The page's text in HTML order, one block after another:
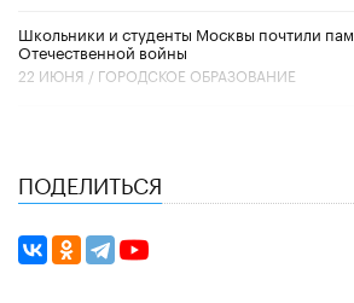
Школьники и студенты Москвы почтили
Отечественной войны
22 ИЮНЯ / ГОРОДСКОЕ ОБРАЗОВАНИЕ
ПОДЕЛИТЬСЯ